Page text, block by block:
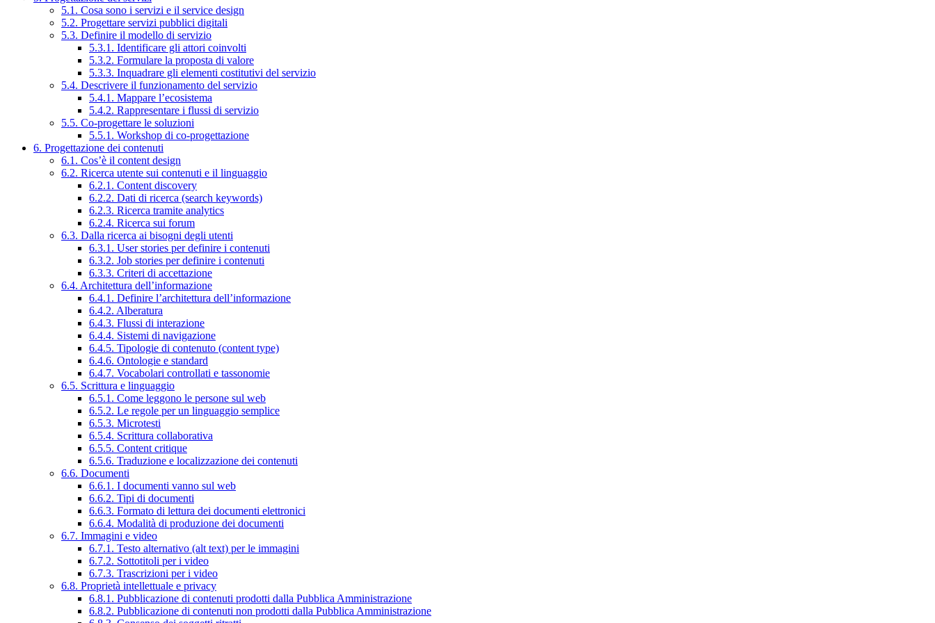
5.1. Cosa sono i servizi e il service design
5.2. Progettare servizi pubblici digitali
5.3. Definire il modello di servizio
5.3.1. Identificare gli attori coinvolti
5.3.2. Formulare la proposta di valore
5.3.3. Inquadrare gli elementi costitutivi del servizio
5.4. Descrivere il funzionamento del servizio
5.4.1. Mappare l’ecosistema
5.4.2. Rappresentare i flussi di servizio
5.5. Co-progettare le soluzioni
5.5.1. Workshop di co-progettazione
6. Progettazione dei contenuti
6.1. Cos’è il content design
6.2. Ricerca utente sui contenuti e il linguaggio
6.2.1. Content discovery
6.2.2. Dati di ricerca (search keywords)
6.2.3. Ricerca tramite analytics
6.2.4. Ricerca sui forum
6.3. Dalla ricerca ai bisogni degli utenti
6.3.1. User stories per definire i contenuti
6.3.2. Job stories per definire i contenuti
6.3.3. Criteri di accettazione
6.4. Architettura dell’informazione
6.4.1. Definire l’architettura dell’informazione
6.4.2. Alberatura
6.4.3. Flussi di interazione
6.4.4. Sistemi di navigazione
6.4.5. Tipologie di contenuto (content type)
6.4.6. Ontologie e standard
6.4.7. Vocabolari controllati e tassonomie
6.5. Scrittura e linguaggio
6.5.1. Come leggono le persone sul web
6.5.2. Le regole per un linguaggio semplice
6.5.3. Microtesti
6.5.4. Scrittura collaborativa
6.5.5. Content critique
6.5.6. Traduzione e localizzazione dei contenuti
6.6. Documenti
6.6.1. I documenti vanno sul web
6.6.2. Tipi di documenti
6.6.3. Formato di lettura dei documenti elettronici
6.6.4. Modalità di produzione dei documenti
6.7. Immagini e video
6.7.1. Testo alternativo (alt text) per le immagini
6.7.2. Sottotitoli per i video
6.7.3. Trascrizioni per i video
6.8. Proprietà intellettuale e privacy
6.8.1. Pubblicazione di contenuti prodotti dalla Pubblica Amministrazione
6.8.2. Pubblicazione di contenuti non prodotti dalla Pubblica Amministrazione